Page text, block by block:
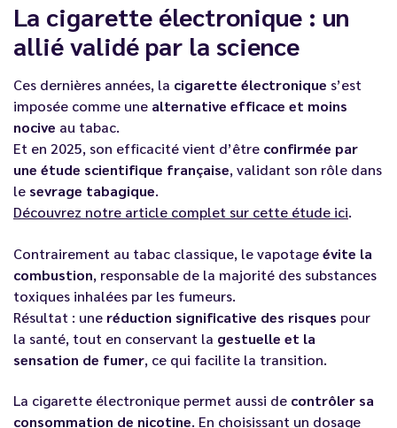
La cigarette électronique : un
allié validé par la science
Ces dernières années, la cigarette électronique s’est
imposée comme une alternative efficace et moins
nocive au tabac.
Et en 2025, son efficacité vient d’être confirmée par
une étude scientifique française, validant son rôle dans
le sevrage tabagique.
Découvrez notre article complet sur cette étude ici.
Contrairement au tabac classique, le vapotageévite la
combustion, responsable de la majorité des substances
toxiques inhalées par les fumeurs.
Résultat : une réduction significative des risques pour
la santé, tout en conservant la gestuelle et la
sensation de fumer, ce qui facilite la transition.
La cigarette électronique permet aussi de contrôler sa
consommation de nicotine. En choisissant un dosage